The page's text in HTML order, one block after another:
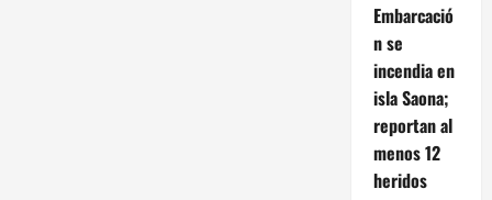
Embarcació
n se
incendia en
isla Saona;
reportan al
menos 12
heridos